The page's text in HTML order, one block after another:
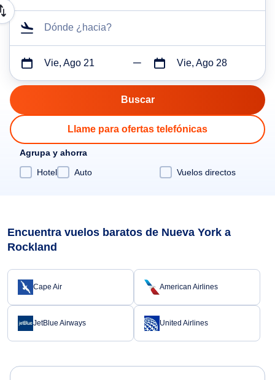
Dónde ¿hacia?
Vie, Ago 21 Vie, Ago 28
Llame para ofertas telefónicas
Agrupa y ahorra
Hotel
Auto Vuelos directos
Encuentra vuelos baratos de Nueva York a
Rockland
Cape Air American Airlines
JetBlue Airways United Airlines